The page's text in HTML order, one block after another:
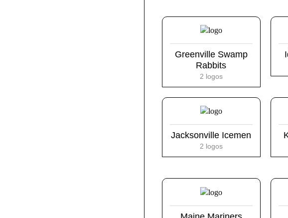
Greenville Swamp
Rabbits
2 logos
Jacksonville Icemen
2 logos